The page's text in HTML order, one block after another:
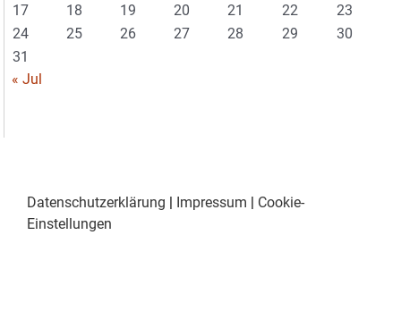
17
18 19 20 21 22
23
24
25 26 27 28 29
30
31
« Jul
Datenschutzerklärung | Impressum | Cookie-
Einstellungen